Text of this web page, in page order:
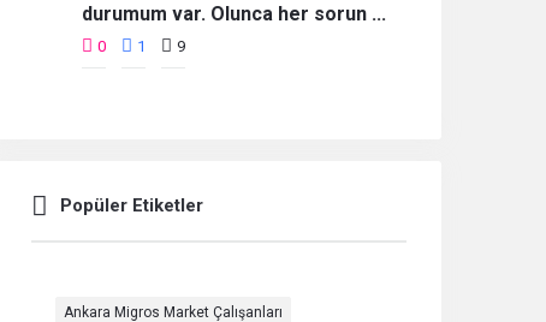
durumum var. Olunca her sorun ...
0 1 9
Popüler Etiketler
Ankara Migros Market Çalışanları